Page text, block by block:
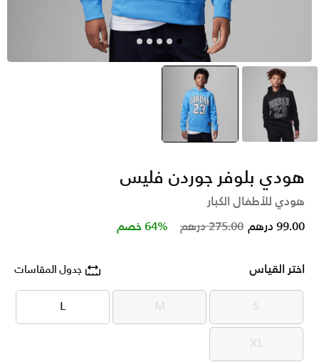
أسود selected
أزرق
هودي بلوفر جوردن فليس
هودي للأطفال الكبار
Price reduced from
275.00 درهم to 99.00 درهم 64% خصم
اختر القياس جدول المقاسات
S
S
M
M
L
L
XL
XL